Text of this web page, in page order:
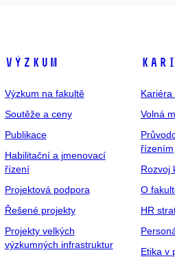
Výzkum
Výzkum na fakultě
Soutěže a ceny
Publikace
Habilitační a jmenovací
řízení
Projektová podpora
Řešené projekty
Projekty velkých
výzkumných infrastruktur
Kariéra
Volná
řízením
Rozvoj
O
HR
Etika v